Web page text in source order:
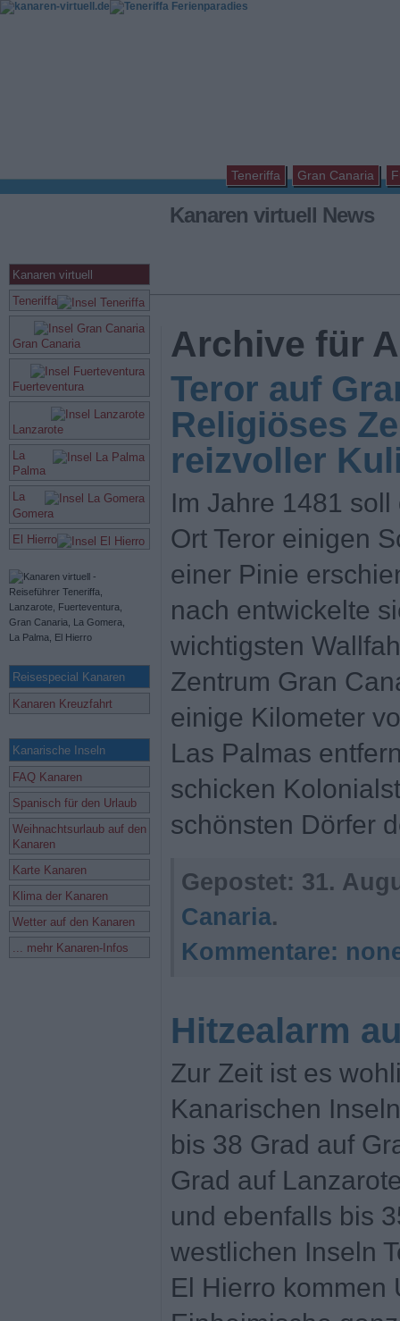
Teneriffa Gran Canaria
Kanaren virtuell News
Kanaren virtuell
Teneriffa
Gran Canaria
Fuerteventura
Lanzarote
La
Palma
La
Gomera
El Hierro
Reisespecial Kanaren
Kanaren Kreuzfahrt
Kanarische Inseln
FAQ Kanaren
Spanisch für den Urlaub
Weihnachtsurlaub auf den
Kanaren
Karte Kanaren
Klima der Kanaren
Wetter auf den Kanaren
... mehr Kanaren-Infos
Archive für
Teror auf
Religiöses
reizvoller
Im Jahre 1481
Ort Teror einigen
einer Pinie
nach entwickelte
wichtigsten
Zentrum Gran
einige Kilometer
Las Palmas
schicken
schönsten Dörfer
Gepostet: 31.
Canaria.
Kommentare:
Hitzealarm
Zur Zeit ist es
Kanarischen
bis 38 Grad auf
Grad auf
und ebenfalls bis
westlichen Inseln
El Hierro kommen